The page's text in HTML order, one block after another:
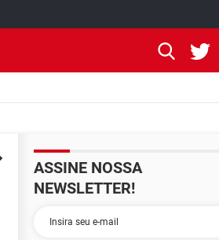
ASSINE NOSSA
NEWSLETTER!